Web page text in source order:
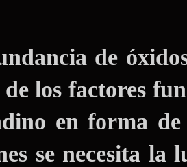
de
de los factores
en forma de
se necesita